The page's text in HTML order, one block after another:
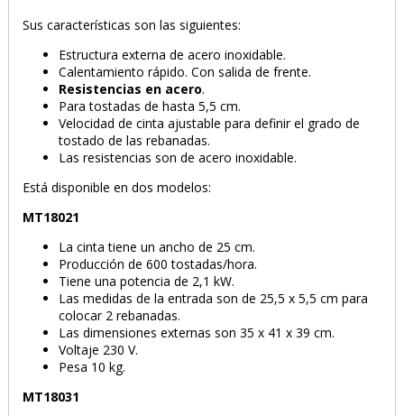
PRODUCTO AÑADIDO AL CARRITO
Sus características son las siguientes:
Estructura externa de acero inoxidable.
Calentamiento rápido. Con salida de frente.
Resistencias en acero.
Para tostadas de hasta 5,5 cm.
Velocidad de cinta ajustable para definir el grado de
tostado de las rebanadas.
Las resistencias son de acero inoxidable.
Está disponible en dos modelos:
MT18021
La cinta tiene un ancho de 25 cm.
Producción de 600 tostadas/hora.
Tiene una potencia de 2,1 kW.
Las medidas de la entrada son de 25,5 x 5,5 cm para
colocar 2 rebanadas.
Las dimensiones externas son 35 x 41 x 39 cm.
Voltaje 230 V.
Pesa 10 kg.
MT18031